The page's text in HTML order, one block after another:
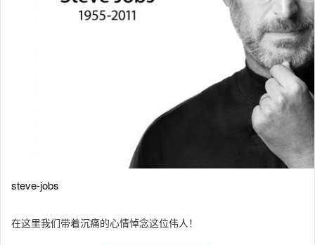
steve-jobs
在这里我们带着沉痛的心情悼念这位伟人！